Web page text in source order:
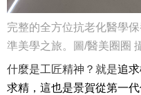
完整的全方位抗老化醫學
準美學之旅。圖/醫美圈圈
什麼是工匠精神？就是追
求精，這也是景賀從第一